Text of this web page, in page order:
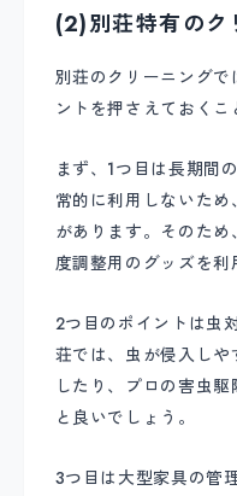
(2)別荘特有のク
別荘のクリーニング
ントを押さえておくこ
まず、1つ目は長期間
常的に利用しないた
があります。そのた
度調整用のグッズを利
2つ目のポイントは虫
荘では、虫が侵入し
したり、プロの害虫
と良いでしょう。
3つ目は大型家具の管